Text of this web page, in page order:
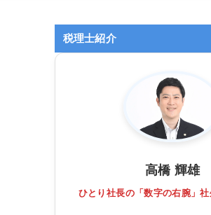
税理士紹介
高橋 輝雄
ひとり社長の「数字の右腕」